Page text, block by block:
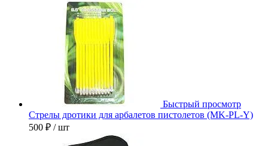
Быстрый просмотр
Стрелы дротики для арбалетов пистолетов (MK-PL-Y)
500 ₽ / шт